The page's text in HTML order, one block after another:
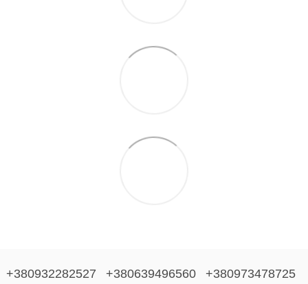
+380932282527 +380639496560 +380973478725